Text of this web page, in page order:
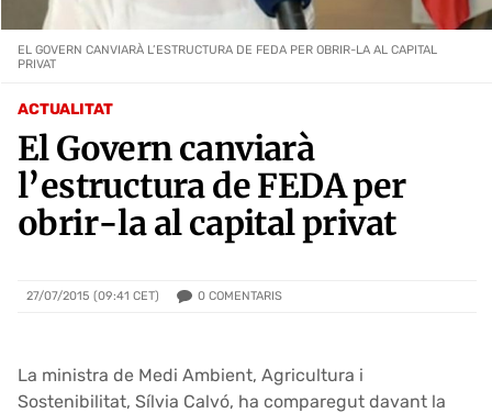
ACTUALITAT
El Govern canviarà
l’estructura de FEDA per
obrir-la al capital privat
27/07/2015 (09:41 CET) 0 COMENTARIS
EL GOVERN CANVIARÀ L’ESTRUCTURA DE FEDA PER OBRIR-LA AL CAPITAL
PRIVAT
La ministra de Medi Ambient, Agricultura i
Sostenibilitat, Sílvia Calvó, ha comparegut davant la